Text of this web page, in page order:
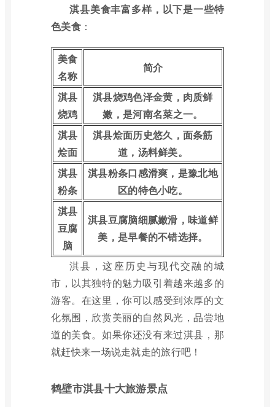
淇县美食丰富多样，以下是一些特
色美食：
美食
名称
简介
淇县
烧鸡
淇县烧鸡色泽金黄，肉质鲜
嫩，是河南名菜之一。
淇县
烩面
淇县烩面历史悠久，面条筋
道，汤料鲜美。
淇县
粉条
淇县粉条口感滑爽，是豫北地
区的特色小吃。
淇县
豆腐
脑
淇县豆腐脑细腻嫩滑，味道鲜
美，是早餐的不错选择。
淇县，这座历史与现代交融的城
市，以其独特的魅力吸引着越来越多的
游客。在这里，你可以感受到浓厚的文
化氛围，欣赏美丽的自然风光，品尝地
道的美食。如果你还没有来过淇县，那
就赶快来一场说走就走的旅行吧！
鹤壁市淇县十大旅游景点